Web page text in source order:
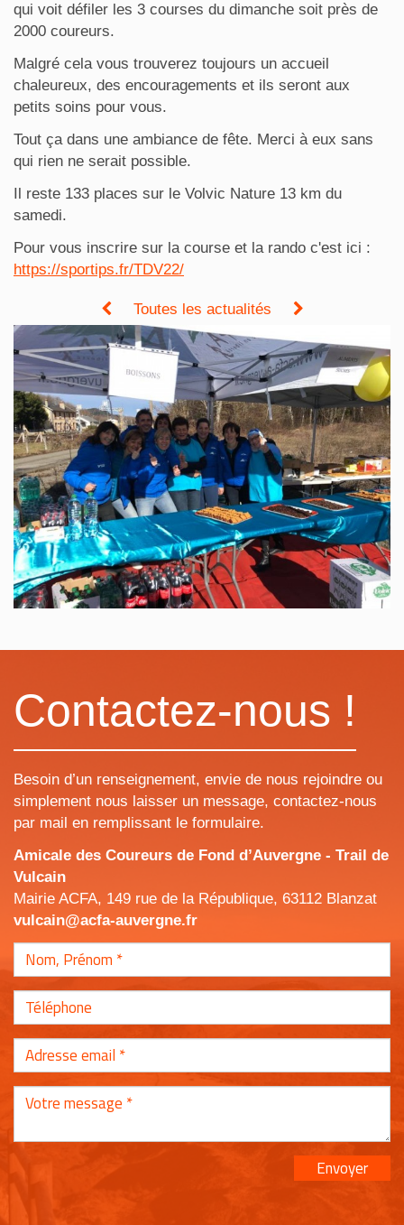
qui voit défiler les 3 courses du dimanche soit près de
2000 coureurs.
Malgré cela vous trouverez toujours un accueil
chaleureux, des encouragements et ils seront aux
petits soins pour vous.
Tout ça dans une ambiance de fête. Merci à eux sans
qui rien ne serait possible.
Il reste 133 places sur le Volvic Nature 13 km du
samedi.
Pour vous inscrire sur la course et la rando c'est ici :
https://sportips.fr/TDV22/
Toutes les actualités
Contactez-nous !
Besoin d’un renseignement, envie de nous rejoindre ou
simplement nous laisser un message, contactez-nous
par mail en remplissant le formulaire.
Amicale des Coureurs de Fond d’Auvergne - Trail de
Vulcain
Mairie ACFA, 149 rue de la République, 63112 Blanzat
vulcain@acfa-auvergne.fr
Envoyer